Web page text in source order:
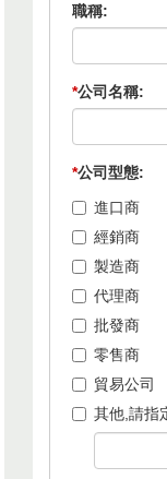
職稱:
*公司名稱:
*公司型態:
進口商
經銷商
製造商
代理商
批發商
零售商
貿易公司
其他,請指